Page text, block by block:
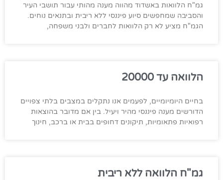
גמ"ח הלוואות באשדוד מהווה מענה מהותי עבור תושבי העיר
והסביבה שמחפשים סיוע פיננסי ללא ריבית ובתנאים נוחים.
הגמ"ח מציע לא רק הלוואות לחברים ולבני משפחה,
הלוואה עד 20000
בחיים היומיומיים, לפעמים אנו נתקלים במצבים בלתי צפויים
הדורשים מענה פיננסי מהיר ויעיל. בין אם מדובר בהוצאות
רפואיות פתאומיות, תיקונים דחופים בבית או ברכב, חינוך
גמ"ח הלוואה ללא ריבית